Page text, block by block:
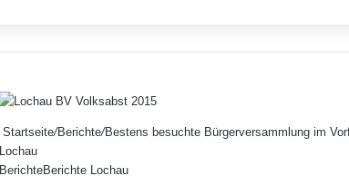
Startseite/Berichte/Bestens besuchte Bürgerversammlung im
Lochau
BerichteBerichte Lochau